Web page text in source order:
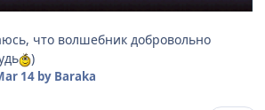
что волшебник добровольно
)
14by Baraka